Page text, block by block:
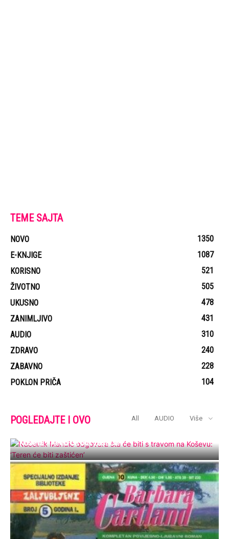
TEME SAJTA
NOVO
1350
E-KNJIGE
1087
KORISNO
521
ŽIVOTNO
505
UKUSNO
478
ZANIMLJIVO
431
AUDIO
310
ZDRAVO
240
ZABAVNO
228
POKLON PRIČA
104
POGLEDAJTE I OVO All AUDIO Više
Koševu: ‘Teren će biti zaštićen’